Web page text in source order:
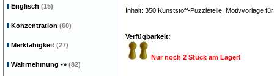
Inhalt: 350 Kunststoff-Puzzleteile, Motivvorlage
Verfügbarkeit:
Nur noch 2 Stück am Lager!
Englisch (15)
Konzentration (60)
Merkfähigkeit (27)
Wahrnehmung -» (82)